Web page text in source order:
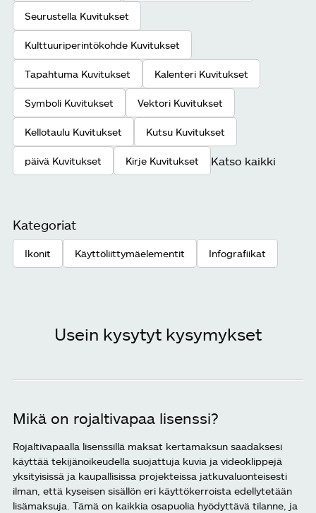
Seurustella Kuvitukset
Kulttuuriperintökohde Kuvitukset
Tapahtuma Kuvitukset Kalenteri Kuvitukset
Symboli Kuvitukset Vektori Kuvitukset
Kellotaulu Kuvitukset Kutsu Kuvitukset
päivä Kuvitukset Kirje Kuvitukset Katso kaikki
Kategoriat
Ikonit Käyttöliittymäelementit Infografiikat
Usein kysytyt kysymykset
Mikä on rojaltivapaa lisenssi?
Rojaltivapaalla lisenssillä maksat kertamaksun saadaksesi
käyttää tekijänoikeudella suojattuja kuvia ja videoklippejä
yksityisissä ja kaupallisissa projekteissa jatkuvaluonteisesti
ilman, että kyseisen sisällön eri käyttökerroista edellytetään
lisämaksuja. Tämä on kaikkia osapuolia hyödyttävä tilanne, ja